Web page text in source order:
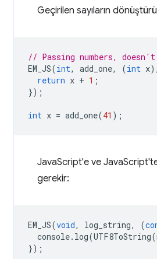
Geçirilen sayıların
// Passing numbers, doesn't
EM_JS(int, add_one, (int x),
return x + 1 ;
});
int x = add_one(41 );
JavaScript'e ve
gerekir:
EM_JS(void, log_string, (
console. log(UTF8ToString(
});